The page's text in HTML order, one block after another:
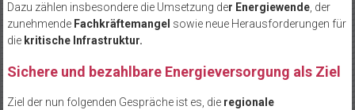
Dazu zählen insbesondere die Umsetzung der Energiewende, der
zunehmendeFachkräftemangel sowie neue Herausforderungen für
die kritische Infrastruktur.
Sichere und bezahlbare Energieversorgung als Ziel
Ziel der nun folgenden Gespräche ist es, die regionale